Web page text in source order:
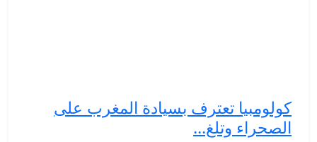
كولومبيا تعترف بسيادة المغرب على
الصحراء وتلغ...